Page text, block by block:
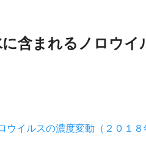
含まれるノロウイ
イルスの濃度変動（２０１８